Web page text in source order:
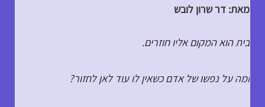
מאת: דר שרון לובש
בית הוא המקום אליו חוזרים.
ומה על נפשו של אדם כשאין לו עוד לאן לחזור?